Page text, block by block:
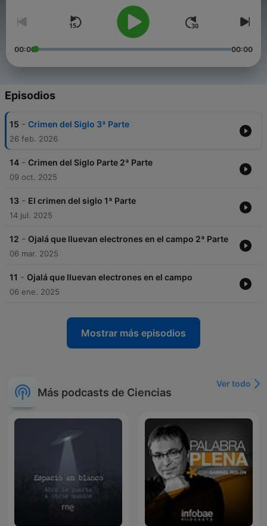
00:00 00:00
Episodios
15 - Crimen del Siglo 3ª Parte
26 feb. 2026
14 - Crimen del Siglo Parte 2ª Parte
09 oct. 2025
13 - El crimen del siglo 1ª Parte
14 jul. 2025
12 - Ojalá que lluevan electrones en el campo 2ª Parte
06 mar. 2025
11 - Ojalá que lluevan electrones en el campo
06 ene. 2025
Mostrar más episodios
Más podcasts de Ciencias
Ver todo